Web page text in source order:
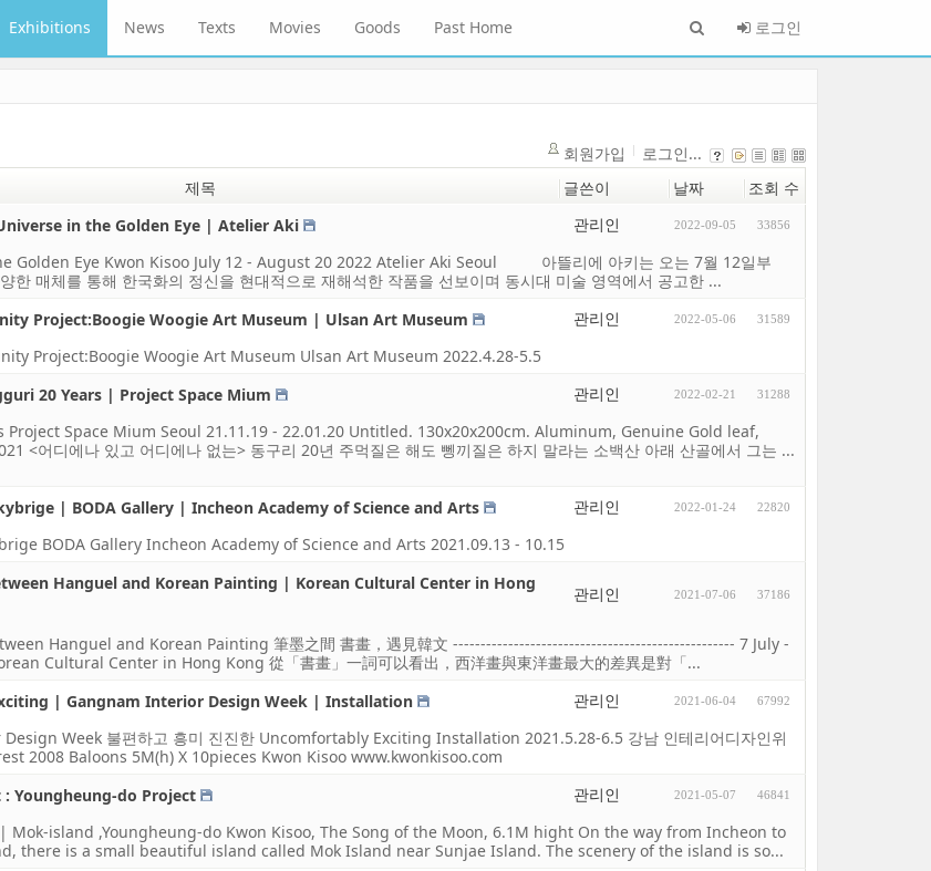
Exhibitions News Texts Movies Goods Past Home 로그인
회원가입
로그인...
제목 글쓴이 날짜 조회 수
in the Golden Eye | Atelier Aki 관리인 2022-09-05 33856
Golden Eye Kwon Kisoo July 12 - August 20 2022 Atelier Aki Seoul 아뜰리에 아키는 오는 7월 12일부
한 매체를 통해 한국화의 정신을 현대적으로 재해석한 작품을 선보이며 동시대 미술 영역에서 공고한 ...
Project:Boogie Woogie Art Museum | Ulsan Art Museum 관리인 2022-05-06 31589
Project:Boogie Woogie Art Museum Ulsan Art Museum 2022.4.28-5.5
20 Years | Project Space Mium 관리인 2022-02-21 31288
Project Space Mium Seoul 21.11.19 - 22.01.20 Untitled. 130x20x200cm. Aluminum, Genuine Gold leaf,
<어디에나 있고 어디에나 없는> 동구리 20년 주먹질은 해도 뼁끼질은 하지 말라는 소백산 아래 산골에서 그는 ...
| BODA Gallery | Incheon Academy of Science and Arts 관리인 2022-01-24 22820
BODA Gallery Incheon Academy of Science and Arts 2021.09.13 - 10.15
Hanguel and Korean Painting | Korean Cultural Center in Hong
관리인 2021-07-06 37186
Hanguel and Korean Painting 筆墨之間 書畫，遇見韓文 --------------------------------------------------- 7 July -
Cultural Center in Hong Kong 從「書畫」一詞可以看出，西洋畫與東洋畫最大的差異是對「...
| Gangnam Interior Design Week | Installation 관리인 2021-06-04 67992
Week 불편하고 흥미 진진한 Uncomfortably Exciting Installation 2021.5.28-6.5 강남 인테리어디자인위
2008 Baloons 5M(h) X 10pieces Kwon Kisoo www.kwonkisoo.com
Youngheung-do Project 관리인 2021-05-07 46841
Mok-island ,Youngheung-do Kwon Kisoo, The Song of the Moon, 6.1M hight On the way from Incheon to
there is a small beautiful island called Mok Island near Sunjae Island. The scenery of the island is so...